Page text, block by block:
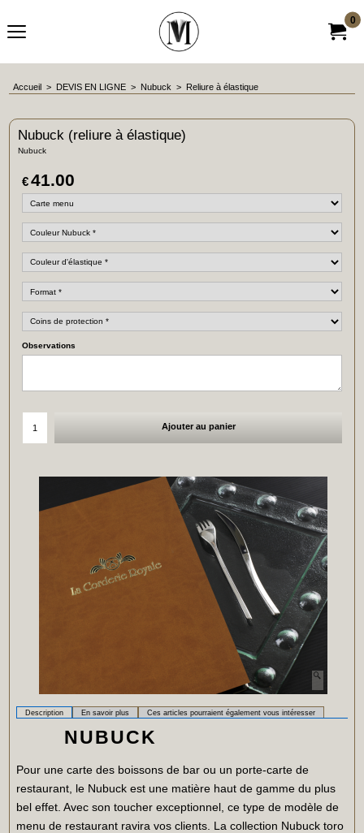
0
Accueil > DEVIS EN LIGNE > Nubuck > Reliure à élastique
Nubuck (reliure à élastique)
Nubuck
€41.00
Observations
Ajouter au panier
Description En savoir plus Ces articles pourraient également vous intéresser
NUBUCK
Pour une carte des boissons de bar ou un porte-carte de
restaurant, le Nubuck est une matière haut de gamme du plus
bel effet. Avec son toucher exceptionnel, ce type de modèle de
menu de restaurant ravira vos clients. La collection Nubuck toro